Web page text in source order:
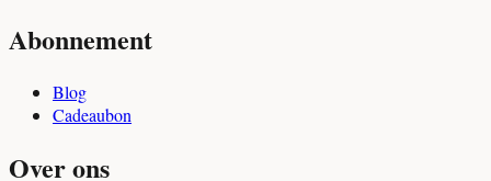
Abonnement
Blog
Cadeaubon
Over ons